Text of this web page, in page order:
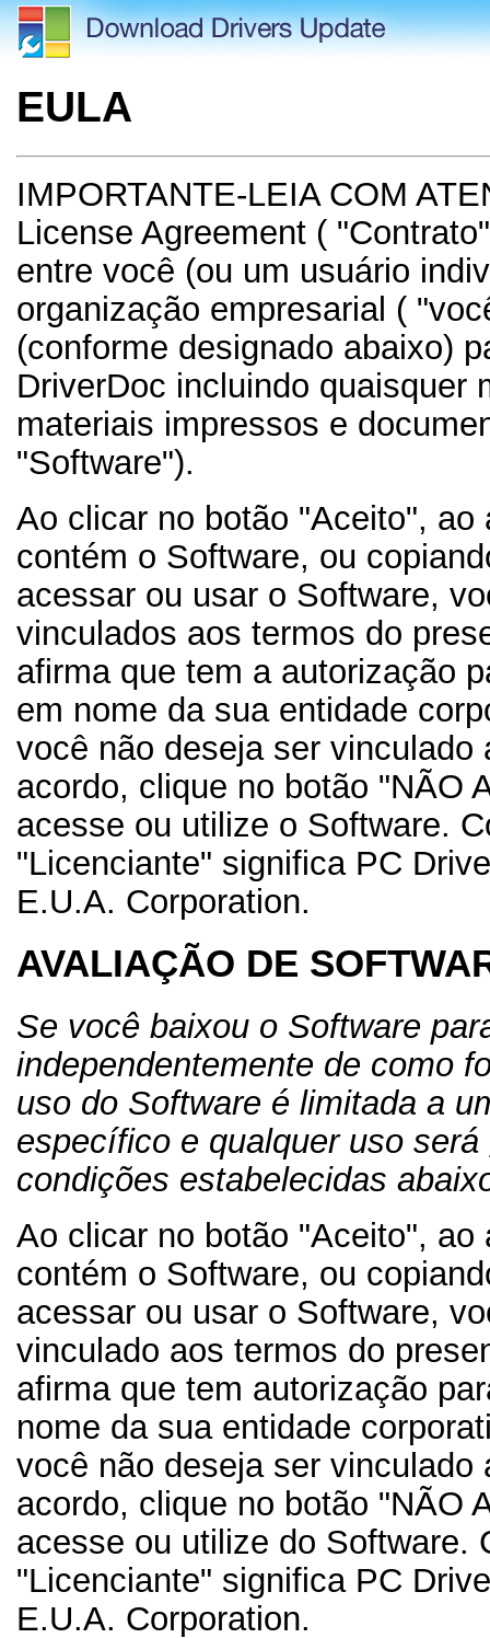
EULA
IMPORTANTE-LEIA COM
License Agreement (
entre você (ou um usuário
organização empresarial (
(conforme designado abaixo)
DriverDoc incluindo quaisquer
materiais impressos e
"Software").
Ao clicar no botão "Aceito", ao
contém o Software, ou
acessar ou usar o Software,
vinculados aos termos do
afirma que tem a autorização
em nome da sua entidade
você não deseja ser vinculado
acordo, clique no botão "NÃO
acesse ou utilize o Software.
"Licenciante" significa PC
E.U.A. Corporation.
AVALIAÇÃO DE
Se você baixou o Software
independentemente de como
uso do Software é limitada a
específico e qualquer uso
condições estabelecidas
Ao clicar no botão "Aceito", ao
contém o Software, ou
acessar ou usar o Software,
vinculado aos termos do
afirma que tem autorização
nome da sua entidade
você não deseja ser vinculado
acordo, clique no botão "NÃO
acesse ou utilize do Software.
"Licenciante" significa PC
E.U.A. Corporation.